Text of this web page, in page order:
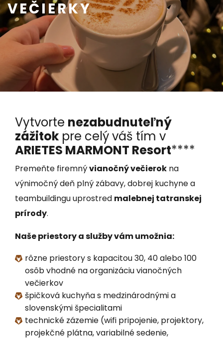
VEČIERKY
Vytvorte nezabudnuteľný
zážitok pre celý váš tím v
ARIETES MARMONT Resort****
Premeňte firemnývianočný večierok na
výnimočný deň plný zábavy, dobrej kuchyne a
teambuildingu uprostred malebnej tatranskej
prírody.
Naše priestory a služby vám umožnia:
rôzne priestory s kapacitou 30, 40 alebo 100
osôb vhodné na organizáciu vianočných
večierkov
špičková kuchyňa s medzinárodnými a
slovenskými špecialitami
technické zázemie (wifi pripojenie, projektory,
projekčné plátna, variabilné sedenie,